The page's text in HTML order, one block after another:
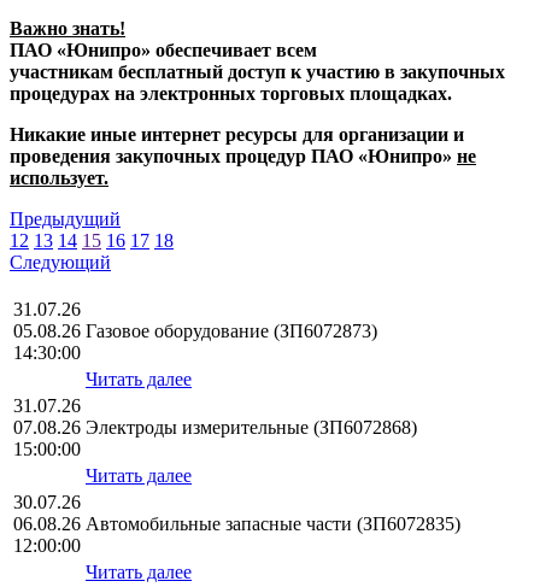
Важно знать!
ПАО «Юнипро» обеспечивает всем
участникам бесплатный доступ к участию в закупочных
процедурах на электронных торговых площадках.
Никакие иные интернет ресурсы для организации и
проведения закупочных процедур ПАО «Юнипро» не
использует.
Предыдущий
12 13 14 15 16 17 18
Следующий
31.07.26
05.08.26
14:30:00
Газовое оборудование (ЗП6072873)
Читать далее
31.07.26
07.08.26
15:00:00
Электроды измерительные (ЗП6072868)
Читать далее
30.07.26
06.08.26
12:00:00
Автомобильные запасные части (ЗП6072835)
Читать далее